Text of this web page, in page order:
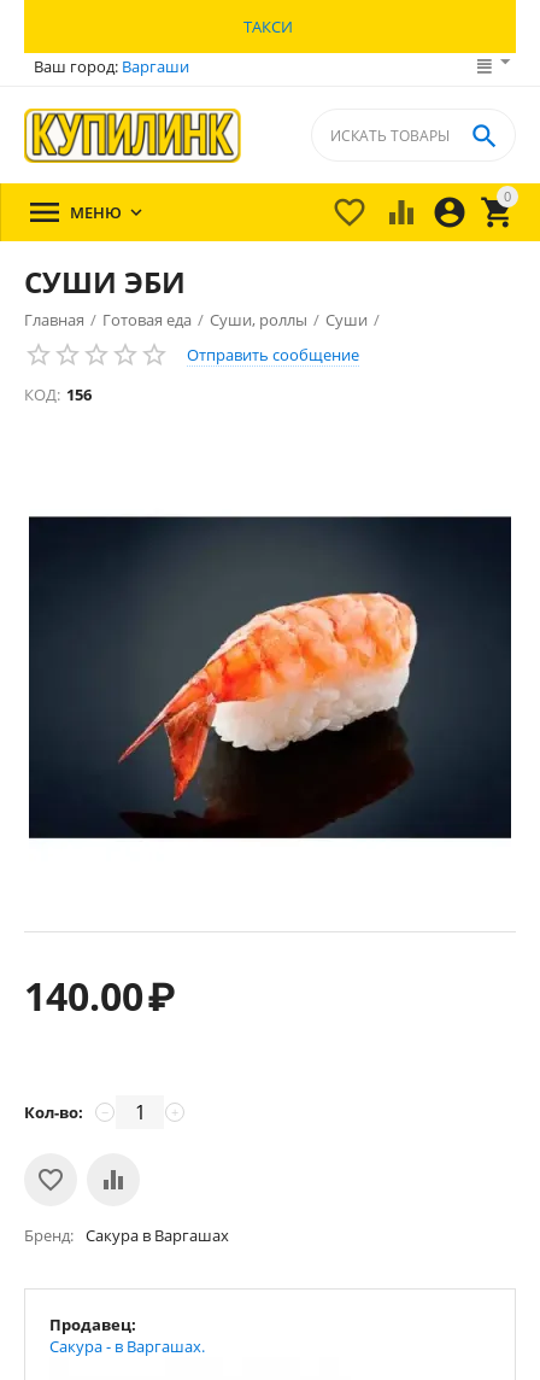
ТАКСИ
Ваш город: Варгаши
0


 

 МЕНЮ 
СУШИ ЭБИ
Главная / Готовая еда / Суши, роллы / Суши /
Отправить сообщение
КОД: 156
140.00₽
Кол-во: +
−
Бренд Сакура в Варгашах
Продавец:
Сакура - в Варгашах.